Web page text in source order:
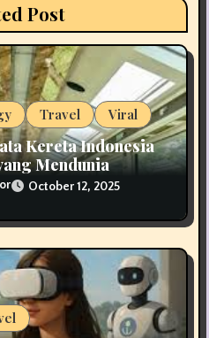
Post
Travel Viral
Kereta Indonesia
Mendunia
October 12, 2025